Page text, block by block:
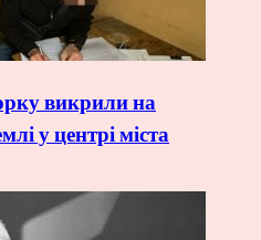
викрили на
у центрі міста